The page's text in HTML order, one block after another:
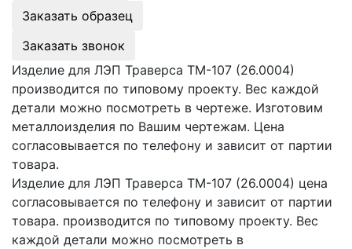
Заказать образец
Заказать звонок
Изделие для ЛЭП Траверса ТМ-107 (26.0004)
производится по типовому проекту. Вес каждой
детали можно посмотреть в чертеже. Изготовим
металлоизделия по Вашим чертежам. Цена
согласовывается по телефону и зависит от партии
товара.
Изделие для ЛЭП Траверса ТМ-107 (26.0004) цена
согласовывается по телефону и зависит от партии
товара. производится по типовому проекту. Вес
каждой детали можно посмотреть в